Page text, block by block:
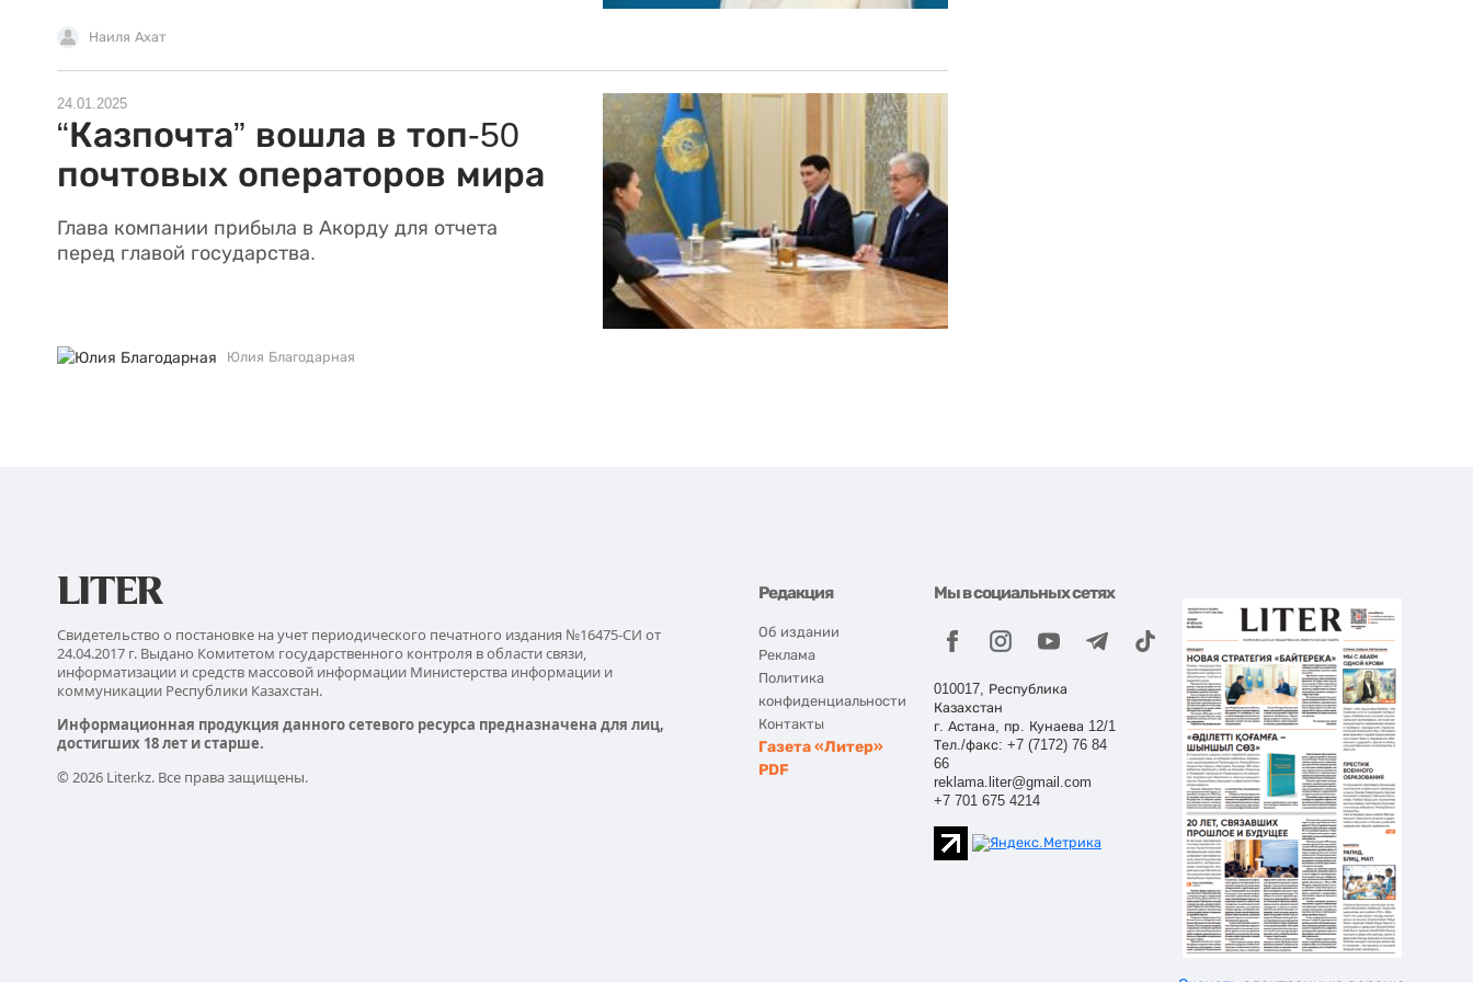
Наиля Ахат
24.01.2025
“Казпочта” вошла в топ-50
почтовых операторов мира
Глава компании прибыла в Акорду для отчета
перед главой государства.
Юлия Благодарная
Свидетельство о постановке на учет периодического печатного издания №16475-СИ от
24.04.2017 г. Выдано Комитетом государственного контроля в области связи,
информатизации и средств массовой информации Министерства информации и
коммуникации Республики Казахстан.
Информационная продукция данного сетевого ресурса предназначена для лиц,
достигших 18 лет и старше.
© 2026 Liter.kz. Все права защищены.
Редакция
Об издании
Реклама
Политика
конфиденциальности
Контакты
Газета «Литер»
PDF
Мы в социальных сетях
010017, Республика
Казахстан
г. Астана, пр. Кунаева 12/1
Тел./факс: +7 (7172) 76 84
66
reklama.liter@gmail.com
+7 701 675 4214